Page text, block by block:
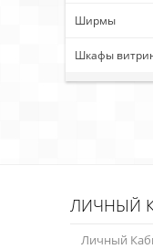
Ширмы
Шкафы
ЛИЧНЫЙ
Личный